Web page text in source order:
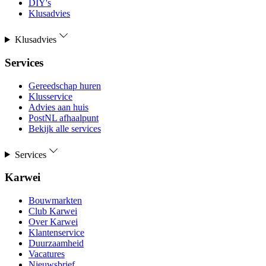
DIY's
Klusadvies
Klusadvies
Services
Gereedschap huren
Klusservice
Advies aan huis
PostNL afhaalpunt
Bekijk alle services
Services
Karwei
Bouwmarkten
Club Karwei
Over Karwei
Klantenservice
Duurzaamheid
Vacatures